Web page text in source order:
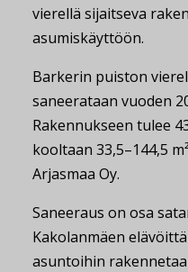
vierellä sijaitseva
asumiskäyttöön.
Barkerin puiston
saneerataan vuoden
Rakennukseen tulee
kooltaan 33,5–144,5
Arjasmaa Oy.
Saneeraus on osa
Kakolanmäen
asuntoihin